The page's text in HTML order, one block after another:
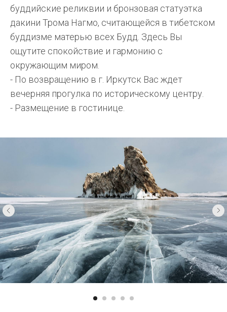
буддийские реликвии и бронзовая статуэтка
дакини Трома Нагмо, считающейся в тибетском
буддизме матерью всех Будд. Здесь Вы
ощутите спокойствие и гармонию с
окружающим миром.
- По возвращению в г. Иркутск Вас ждет
вечерняя прогулка по историческому центру.
- Размещение в гостинице.